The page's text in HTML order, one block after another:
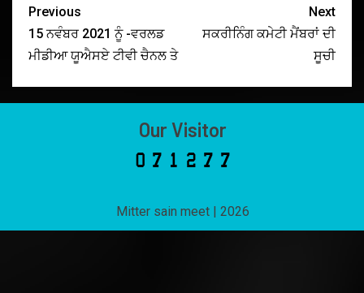
Previous
15 ਨਵੰਬਰ 2021 ਨੂੰ -ਵਰਲਡ
ਮੀਡੀਆ ਯੂਐਸਏ ਟੀਵੀ ਚੈਨਲ ਤੇ
Next
ਸਕਰੀਨਿੰਗ ਕਮੇਟੀ ਮੈਂਬਰਾਂ ਦੀ
ਸੂਚੀ
Our Visitor
Mitter sain meet |2026